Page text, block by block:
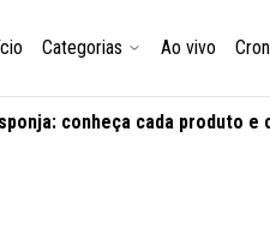
Categorias Ao vivo
conheça cada produto